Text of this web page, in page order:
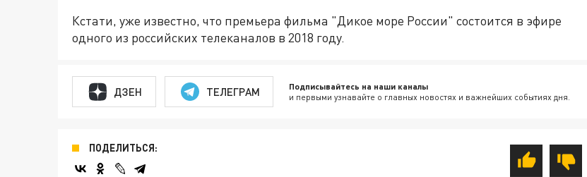
Кстати, уже известно, что премьера фильма "Дикое море России" состоится в эфире
одного из российских телеканалов в 2018 году.
ДЗЕН ТЕЛЕГРАМ Подписывайтесь на наши каналы
и первыми узнавайте о главных новостях и важнейших событиях дня.
ПОДЕЛИТЬСЯ: